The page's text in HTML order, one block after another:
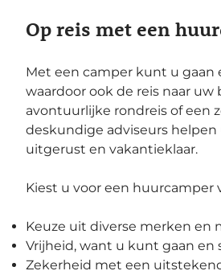
Op reis met een
Met een camper kunt u gaan
waardoor ook de reis naar
avontuurlijke rondreis of een
deskundige adviseurs
uitgerust en vakantieklaar.
Kiest u voor een huurcamper
Keuze uit diverse merken en
Vrijheid, want u kunt gaan en
Zekerheid met een